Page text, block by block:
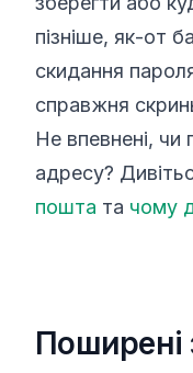
пізніше, як-от
скидання
справжня
Не впевнені, чи
адресу?
пошта та чому
Поширені